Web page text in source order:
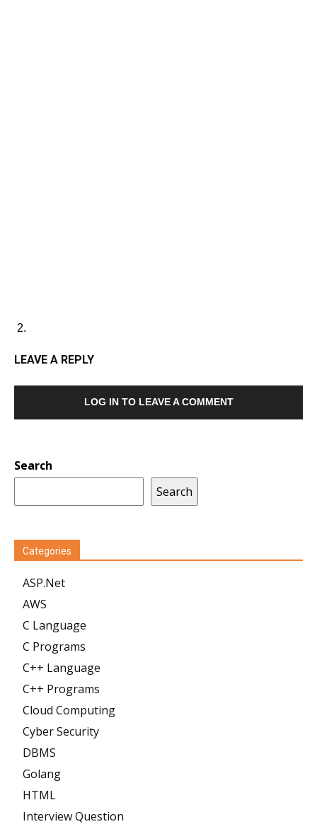
LEAVE A REPLY
LOG IN TO LEAVE A COMMENT
Search
Search
Categories
ASP.Net
AWS
C Language
C Programs
C++ Language
C++ Programs
Cloud Computing
Cyber Security
DBMS
Golang
HTML
Interview Question